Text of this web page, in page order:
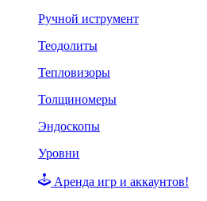
Ручной иструмент
Теодолиты
Тепловизоры
Толщиномеры
Эндоскопы
Уровни
Аренда игр и аккаунтов!